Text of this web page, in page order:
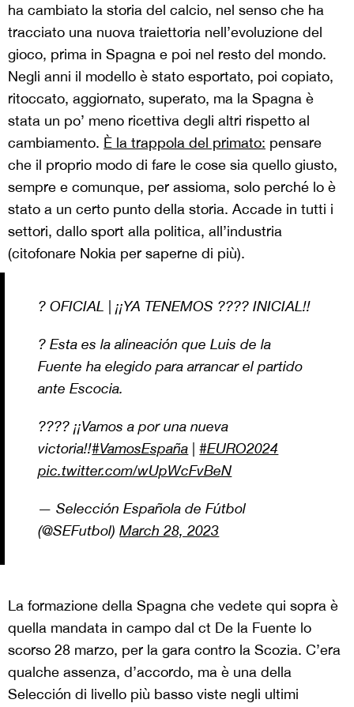
ha cambiato la storia del calcio, nel senso che ha
tracciato una nuova traiettoria nell’evoluzione del
gioco, prima in Spagna e poi nel resto del mondo.
Negli anni il modello è stato esportato, poi copiato,
ritoccato, aggiornato, superato, ma la Spagna è
stata un po’ meno ricettiva degli altri rispetto al
cambiamento. È la trappola del primato: pensare
che il proprio modo di fare le cose sia quello giusto,
sempre e comunque, per assioma, solo perché lo è
stato a un certo punto della storia. Accade in tutti i
settori, dallo sport alla politica, all’industria
(citofonare Nokia per saperne di più).
? OFICIAL | ¡¡YA TENEMOS ???? INICIAL!!
? Esta es la alineación que Luis de la
Fuente ha elegido para arrancar el partido
ante Escocia.
???? ¡¡Vamos a por una nueva
victoria!!#VamosEspaña |#EURO2024
pic.twitter.com/wUpWcFvBeN
— Selección Española de Fútbol
(@SEFutbol)March 28, 2023
La formazione della Spagna che vedete qui sopra è
quella mandata in campo dal ct De la Fuente lo
scorso 28 marzo, per la gara contro la Scozia. C’era
qualche assenza, d’accordo, ma è una della
Selección di livello più basso viste negli ultimi